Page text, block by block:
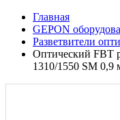
Главная
GEPON
Разветвители
Оптический FBT
1310/1550 SM 0,9